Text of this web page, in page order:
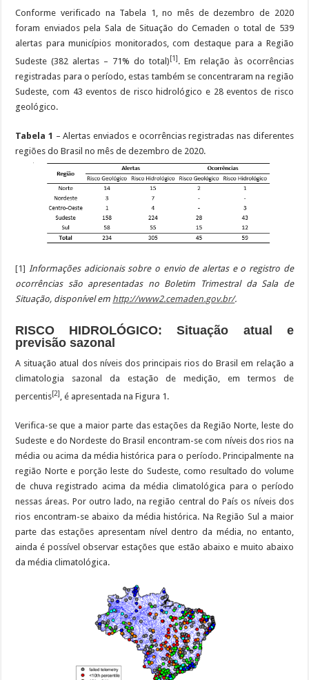
Conforme verificado na Tabela 1, no mês de dezembro de 2020
foram enviados pela Sala de Situação do Cemaden o total de 539
alertas para municípios monitorados, com destaque para a Região
Sudeste (382 alertas – 71% do total)[1]. Em relação às ocorrências
registradas para o período, estas também se concentraram na região
Sudeste, com 43 eventos de risco hidrológico e 28 eventos de risco
geológico.
Tabela 1 – Alertas enviados e ocorrências registradas nas diferentes
regiões do Brasil no mês de dezembro de 2020.
[1] Informações adicionais sobre o envio de alertas e o registro de
ocorrências são apresentadas no Boletim Trimestral da Sala de
Situação, disponível em http://www2.cemaden.gov.br/.
RISCO HIDROLÓGICO: Situação atual e
previsão sazonal
A situação atual dos níveis dos principais rios do Brasil em relação a
climatologia sazonal da estação de medição, em termos de
percentis[2], é apresentada na Figura 1.
Verifica-se que a maior parte das estações da Região Norte, leste do
Sudeste e do Nordeste do Brasil encontram-se com níveis dos rios na
média ou acima da média histórica para o período. Principalmente na
região Norte e porção leste do Sudeste, como resultado do volume
de chuva registrado acima da média climatológica para o período
nessas áreas. Por outro lado, na região central do País os níveis dos
rios encontram-se abaixo da média histórica. Na Região Sul a maior
parte das estações apresentam nível dentro da média, no entanto,
ainda é possível observar estações que estão abaixo e muito abaixo
da média climatológica.